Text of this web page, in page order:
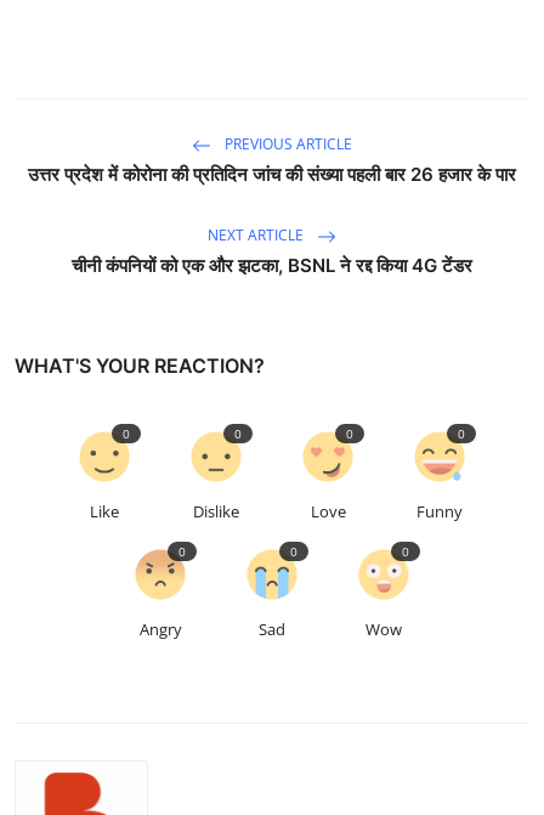
PREVIOUS ARTICLE
उत्तर प्रदेश में कोरोना की प्रतिदिन जांच की संख्या पहली बार 26 हजार के पार
NEXT ARTICLE
चीनी कंपनियों को एक और झटका, BSNL ने रद्द किया 4G टेंडर
WHAT'S YOUR REACTION?
Like
0
Dislike
0
Love
0
Funny
0
Angry
0
Sad
0
Wow
0